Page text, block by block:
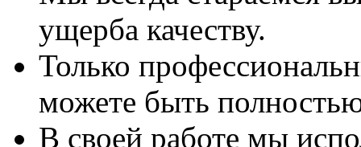
ущерба качеству.
Только
можете быть
В своей работе мы